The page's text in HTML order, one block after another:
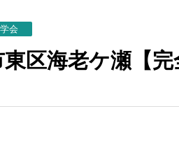
会
区海老ケ瀬【完